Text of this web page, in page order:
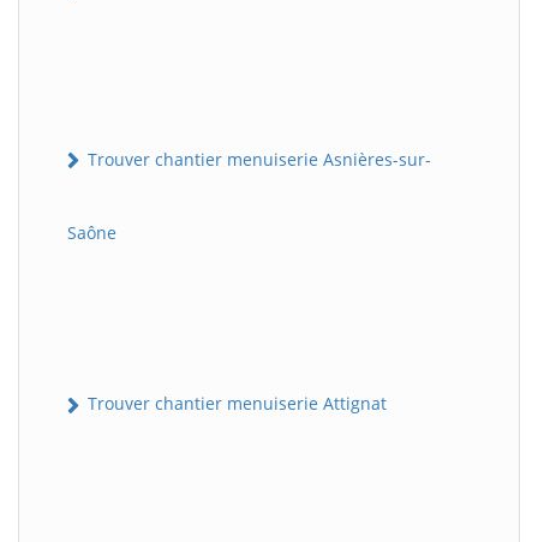
Trouver chantier menuiserie Asnières-sur-
Saône
Trouver chantier menuiserie Attignat